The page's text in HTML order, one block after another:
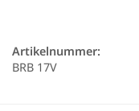
Artikelnummer:
BRB 17V